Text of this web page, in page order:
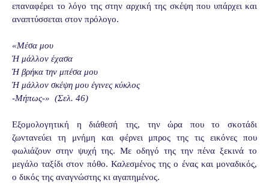
επαναφέρει το λόγο της στην αρχική της σκέψη που υπάρχει και
αναπτύσσεται στον πρόλογο.
«Μέσα μου
Ή μάλλον έχασα
Ή βρήκα την μπέσα μου
Ή μάλλον σκέψη μου έγινες κύκλος
-Μήπως-» (Σελ. 46)
Εξομολογητική η διάθεσή της, την ώρα που το σκοτάδι
ζωντανεύει τη μνήμη και φέρνει μπρος της τις εικόνες που
φωλιάζουν στην ψυχή της. Με οδηγό της την πένα ξεκινά το
μεγάλο ταξίδι στον πόθο. Καλεσμένος της ο ένας και μοναδικός,
ο δικός της αναγνώστης κι αγαπημένος.